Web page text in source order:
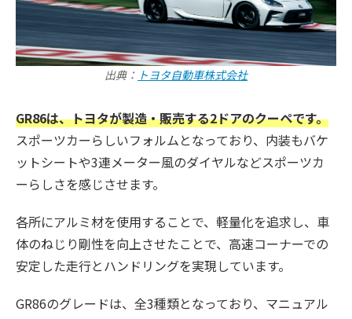
出典： トヨタ自動車株式会社
GR86は、トヨタが製造・販売する2ドアのクーペです。
スポーツカーらしいフォルムとなっており、内装もバケ
ットシートや3連メーター風のダイヤルなどスポーツカ
ーらしさを感じさせます。
各所にアルミ材を使用することで、軽量化を追求し、車
体のねじり剛性を向上させたことで、高速コーナーでの
安定した走行とハンドリングを実現しています。
GR86のグレードは、全3種類となっており、マニュアル